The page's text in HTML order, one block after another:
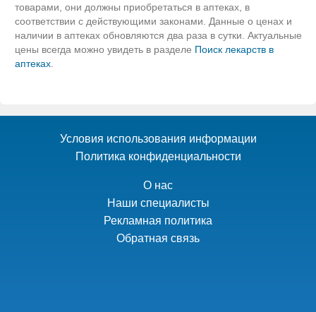
товарами, они должны приобретаться в аптеках, в
соответствии с действующими законами. Данные о ценах и
наличии в аптеках обновляются два раза в сутки. Актуальные
цены всегда можно увидеть в разделе Поиск лекарств в
аптеках
Условия использования информации
Политика конфиденциальности
О нас
Наши специалисты
Рекламная политика
Обратная связь